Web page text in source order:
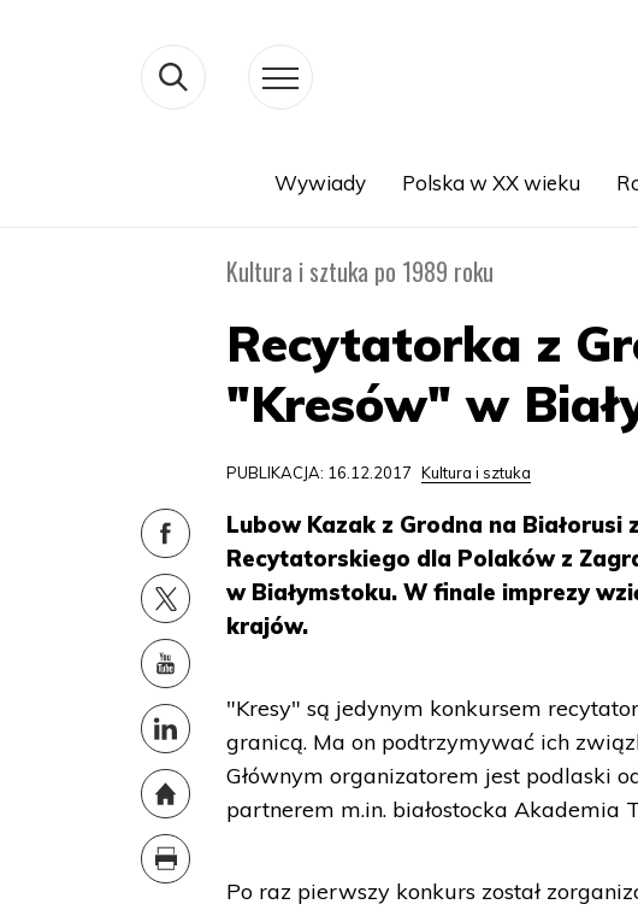
Wywiady Polska w XX wieku
Kultura i sztuka po 1989 roku
Recytatorka z
"Kresów" w
PUBLIKACJA: 16.12.2017 Kultura i sztuka
Lubow Kazak z Grodna na Białorusi
Recytatorskiego dla Polaków z
w Białymstoku. W finale imprezy
krajów.
"Kresy" są jedynym konkursem
granicą. Ma on podtrzymywać ich
Głównym organizatorem jest podlaski
partnerem m.in. białostocka Akademia
Po raz pierwszy konkurs został